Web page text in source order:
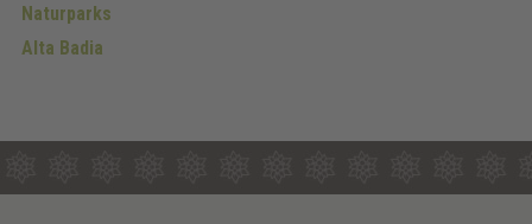
Naturparks
Alta Badia